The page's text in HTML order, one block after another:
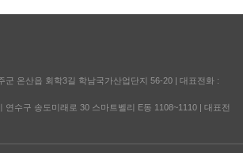
군 온산읍 회학3길 학남국가산업단지 56-20 | 대표전화 :
연수구 송도미래로 30 스마트벨리 E동 1108~1110 | 대표전